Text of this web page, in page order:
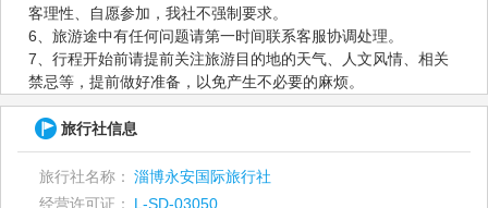
客理性、自愿参加，我社不强制要求。
6、旅游途中有任何问题请第一时间联系客服协调处理。
7、行程开始前请提前关注旅游目的地的天气、人文风情、相关
禁忌等，提前做好准备，以免产生不必要的麻烦。
旅行社信息
旅行社名称： 淄博永安国际旅行社
经营许可证：
L-SD-03050